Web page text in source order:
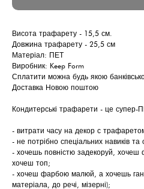
Висота трафарету - 15,5 см.
Довжина трафарету - 25,5 см
Матеріал: ПЕТ
Виробник: Keep Form
Сплатити можна будь якою
Доставка Новою поштою
Кондитерські трафарети - це
- витрати часу на декор с
- не потрібно спеціальних навиків
- хочешь повністю задекоруй,
хочеш топ;
- хочеш фарбою малюй, а хочешь
матеріала, до речі, мізерні);